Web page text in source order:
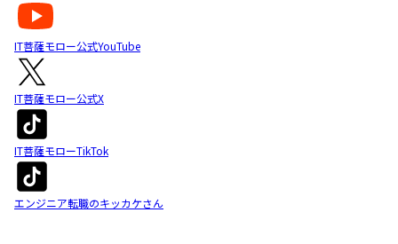
IT菩薩モロー公式YouTube
IT菩薩モロー公式X
IT菩薩モローTikTok
エンジニア転職のキッカケさん